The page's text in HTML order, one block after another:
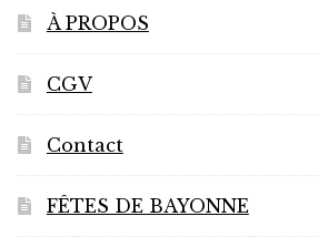
À PROPOS
CGV
Contact
FÊTES DE BAYONNE